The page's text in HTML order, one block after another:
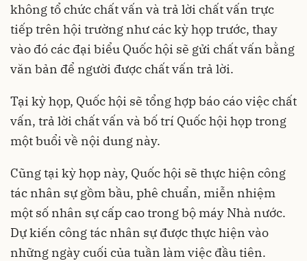
không tổ chức chất vấn và trả lời chất vấn trực
tiếp trên hội trường như các kỳ họp trước, thay
vào đó các đại biểu Quốc hội sẽ gửi chất vấn bằng
văn bản để người được chất vấn trả lời.
Tại kỳ họp, Quốc hội sẽ tổng hợp báo cáo việc chất
vấn, trả lời chất vấn và bố trí Quốc hội họp trong
một buổi về nội dung này.
Cũng tại kỳ họp này, Quốc hội sẽ thực hiện công
tác nhân sự gồm bầu, phê chuẩn, miễn nhiệm
một số nhân sự cấp cao trong bộ máy Nhà nước.
Dự kiến công tác nhân sự được thực hiện vào
những ngày cuối của tuần làm việc đầu tiên.